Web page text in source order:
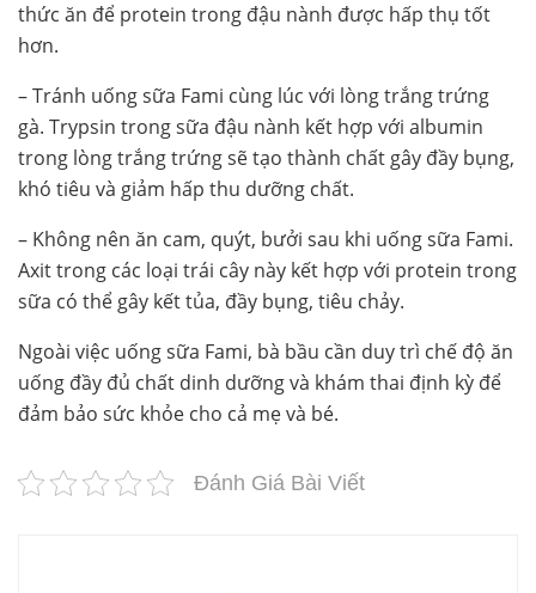
thức ăn để protein trong đậu nành được hấp thụ tốt
hơn.
– Tránh uống sữa Fami cùng lúc với lòng trắng trứng
gà. Trypsin trong sữa đậu nành kết hợp với albumin
trong lòng trắng trứng sẽ tạo thành chất gây đầy bụng,
khó tiêu và giảm hấp thu dưỡng chất.
– Không nên ăn cam, quýt, bưởi sau khi uống sữa Fami.
Axit trong các loại trái cây này kết hợp với protein trong
sữa có thể gây kết tủa, đầy bụng, tiêu chảy.
Ngoài việc uống sữa Fami, bà bầu cần duy trì chế độ ăn
uống đầy đủ chất dinh dưỡng và khám thai định kỳ để
đảm bảo sức khỏe cho cả mẹ và bé.
Đánh Giá Bài Viết